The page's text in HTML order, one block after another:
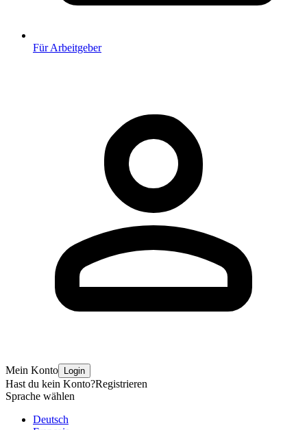
Für Arbeitgeber
Mein Konto Login
Hast du kein Konto?Registrieren
Sprache wählen
Deutsch